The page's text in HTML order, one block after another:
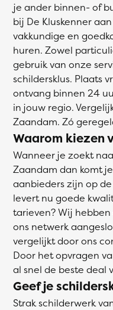
je ander binnen- of
bij De Kluskenner
vakkundige en
huren. Zowel
gebruik van onze
schildersklus. Plaats
ontvang binnen 24
in jouw regio.
Zaandam. Zó
Waarom kiezen
Wanneer je zoekt
Zaandam dan komt
aanbieders zijn op
levert nu goede
tarieven? Wij
ons netwerk
vergelijkt door ons
Door het opvragen
al snel de beste deal
Geef je
Strak schilderwerk